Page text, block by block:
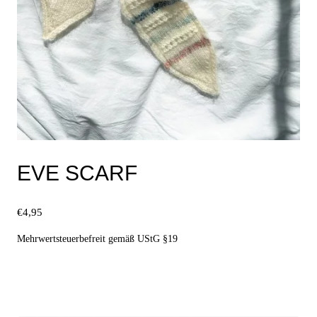
EVE SCARF
€4,95
Mehrwertsteuerbefreit gemäß UStG §19